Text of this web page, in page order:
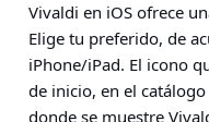
Vivaldi en iOS ofrece
Elige tu preferido, de
iPhone/iPad. El icono
de inicio, en el
donde se muestre